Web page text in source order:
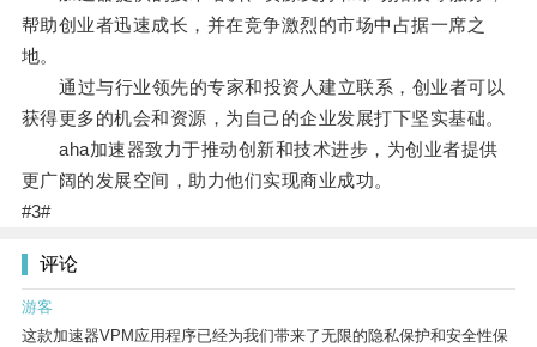
帮助创业者迅速成长，并在竞争激烈的市场中占据一席之
地。
通过与行业领先的专家和投资人建立联系，创业者可以
获得更多的机会和资源，为自己的企业发展打下坚实基础。
aha加速器致力于推动创新和技术进步，为创业者提供
更广阔的发展空间，助力他们实现商业成功。
#3#
评论
游客
这款加速器VPM应用程序已经为我们带来了无限的隐私保护和安全性保